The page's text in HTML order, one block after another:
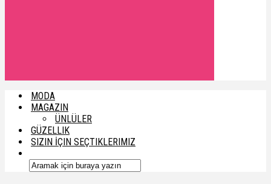
MODA
MAGAZIN
ÜNLÜLER
GÜZELLIK
SIZIN İÇIN SEÇTIKLERIMIZ